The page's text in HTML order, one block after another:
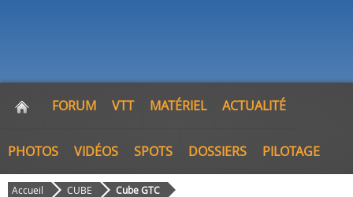
FORUM VTT MATÉRIEL ACTUALITÉ
PHOTOS VIDÉOS SPOTS DOSSIERS PILOTAGE
Accueil CUBE Cube GTC